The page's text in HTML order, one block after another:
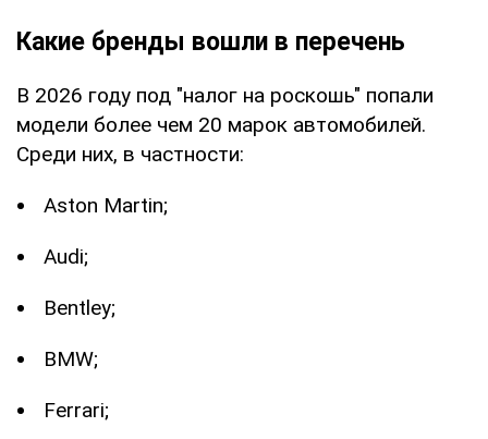
Какие бренды вошли в перечень
В 2026 году под "налог на роскошь" попали
модели более чем 20 марок автомобилей.
Среди них, в частности:
Aston Martin;
Audi;
Bentley;
BMW;
Ferrari;